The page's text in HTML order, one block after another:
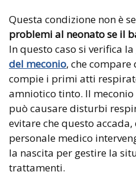
Questa condizione non è
problemi al neonato se il
In questo caso si verifica la
del meconio, che
compie i primi atti
amniotico tinto. Il
può causare disturbi
evitare che questo accada,
personale medico
la nascita per gestire la
trattamenti.